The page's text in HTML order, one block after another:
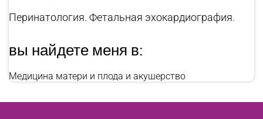
Перинатология. Фетальная эхокардиография.
вы найдете меня в:
Медицина матери и плода и акушерство